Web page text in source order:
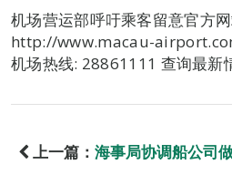
机场营运部呼吁乘客留意官方
http://www.macau-
机场热线: 28861111 查询最新
上一篇： 海事局协调船公司